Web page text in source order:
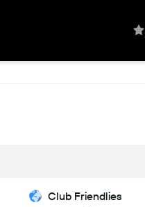
Club Friendlies